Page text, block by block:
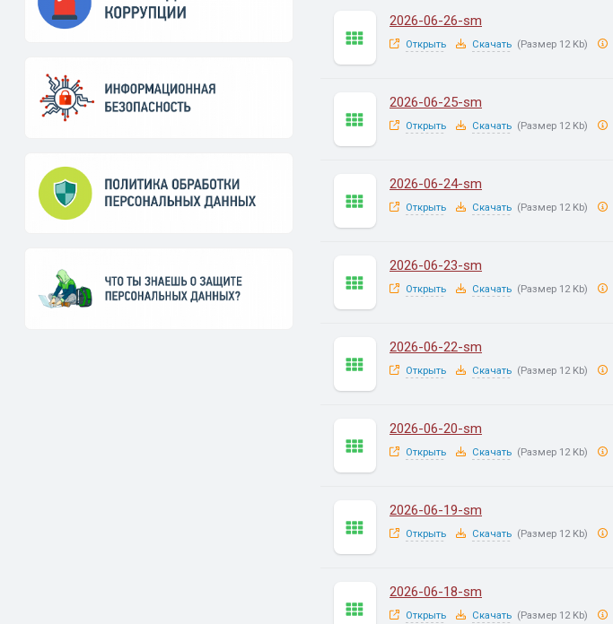
2026-06-26-sm
Открыть Скачать (Размер 12 Kb)
2026-06-25-sm
Открыть Скачать (Размер 12 Kb)
2026-06-24-sm
Открыть Скачать (Размер 12 Kb)
2026-06-23-sm
Открыть Скачать (Размер 12 Kb)
2026-06-22-sm
Открыть Скачать (Размер 12 Kb)
2026-06-20-sm
Открыть Скачать (Размер 12 Kb)
2026-06-19-sm
Открыть Скачать (Размер 12 Kb)
2026-06-18-sm
Открыть Скачать (Размер 12 Kb)